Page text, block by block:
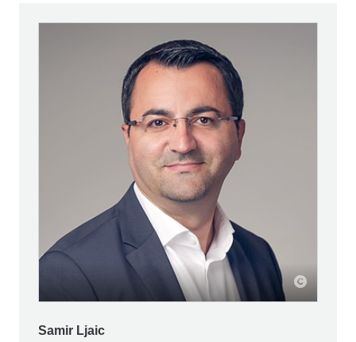
Samir Ljaic